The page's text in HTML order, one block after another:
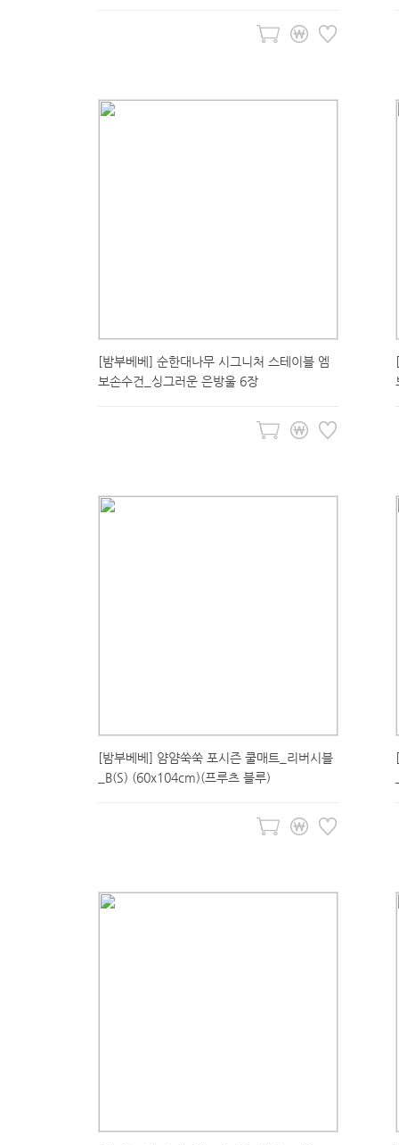
[밤부베베] 순한대나무 시그니처 스테이블 엠
보손수건_싱그러운 은방울 6장
[밤부베베] 얌얌쑥쑥 포시즌 쿨매트_리버시블
_B(S) (60x104cm)(프루츠 블루)